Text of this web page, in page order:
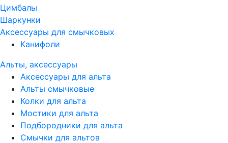
Цимбалы
Шаркунки
Аксессуары для смычковых
Канифоли
Альты, аксессуары
Аксессуары для альта
Альты смычковые
Колки для альта
Мостики для альта
Подбородники для альта
Смычки для альтов